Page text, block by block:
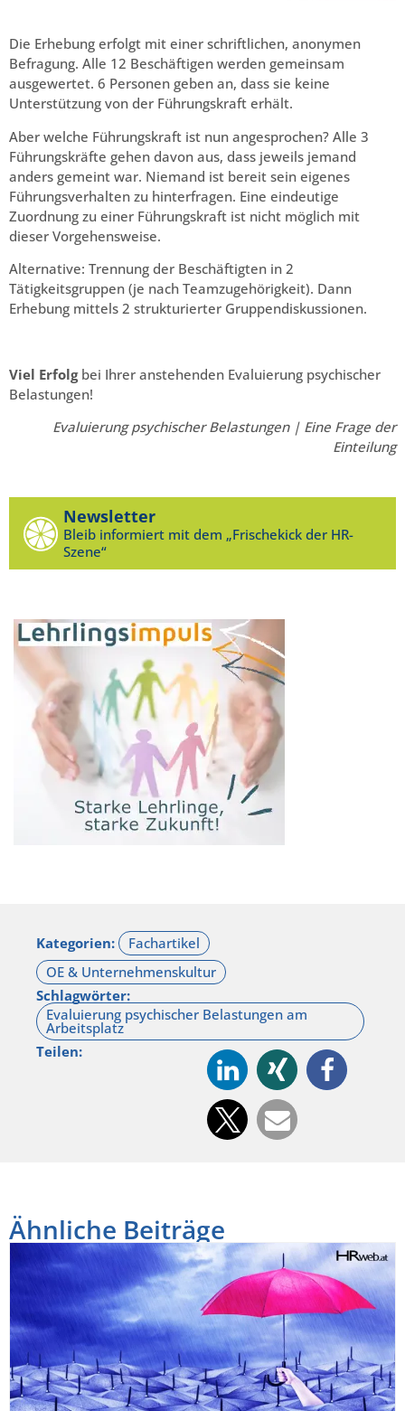
Die Erhebung erfolgt mit einer schriftlichen, anonymen
Befragung. Alle 12 Beschäftigen werden gemeinsam
ausgewertet. 6 Personen geben an, dass sie keine
Unterstützung von der Führungskraft erhält.
Aber welche Führungskraft ist nun angesprochen? Alle 3
Führungskräfte gehen davon aus, dass jeweils jemand
anders gemeint war. Niemand ist bereit sein eigenes
Führungsverhalten zu hinterfragen. Eine eindeutige
Zuordnung zu einer Führungskraft ist nicht möglich mit
dieser Vorgehensweise.
Alternative: Trennung der Beschäftigten in 2
Tätigkeitsgruppen (je nach Teamzugehörigkeit). Dann
Erhebung mittels 2 strukturierter Gruppendiskussionen.
Viel Erfolg bei Ihrer anstehenden Evaluierung psychischer
Belastungen!
Evaluierung psychischer Belastungen | Eine Frage der
Einteilung
Newsletter
Bleib informiert mit dem „Frischekick der HR-
Szene“
Kategorien:
Schlagwörter:
Teilen:
Ähnliche Beiträge